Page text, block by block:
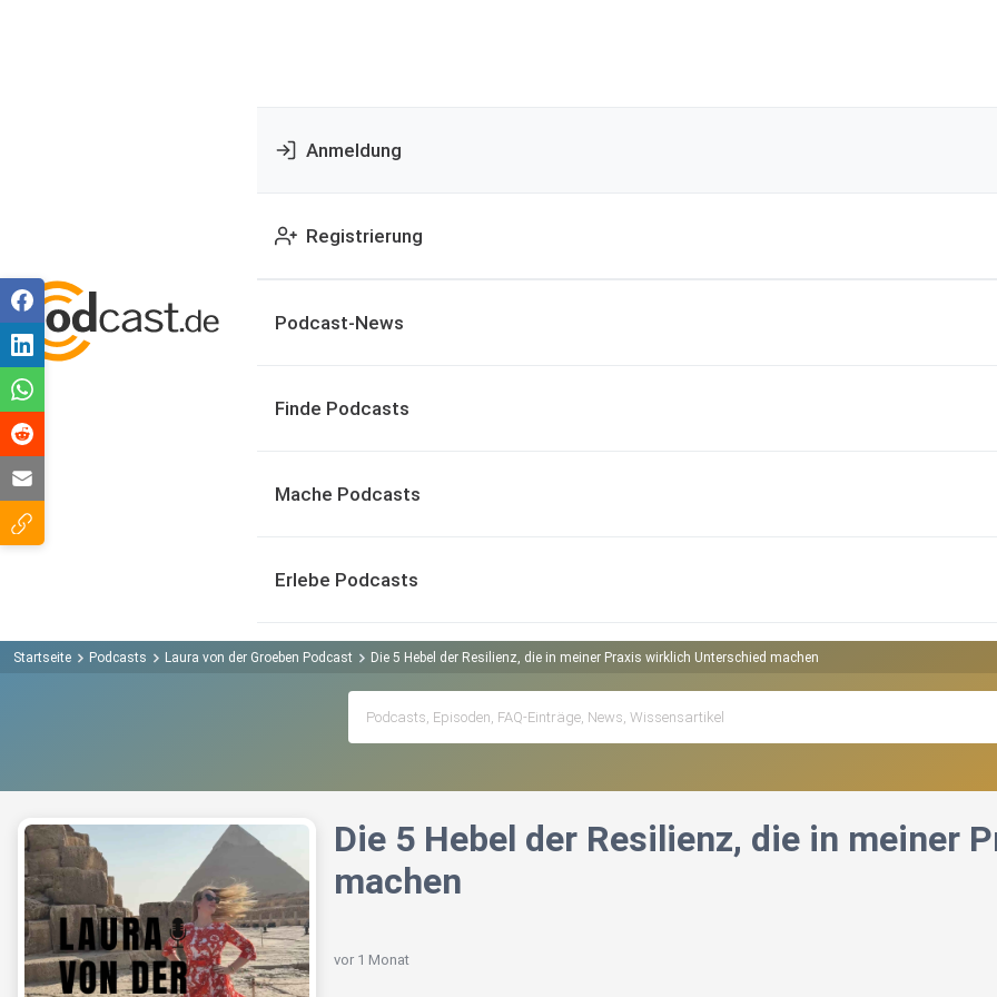
Anmeldung
Registrierung
Podcast-News
Finde Podcasts
Mache Podcasts
Erlebe Podcasts
Startseite Podcasts Laura von der Groeben Podcast Die 5 Hebel der Resilienz, die in meiner Praxis wirklich Unterschied machen
Die 5 Hebel der Resilienz, die in meiner
machen
vor 1 Monat